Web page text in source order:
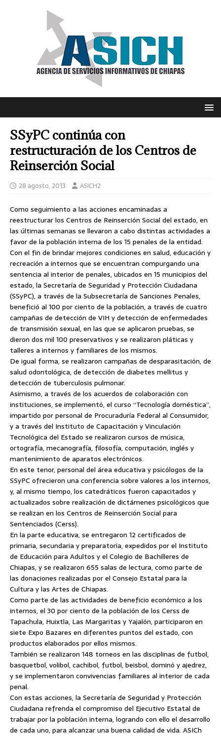
SSyPC continúa con
restructuración de los Centros de
Reinserción Social
28 agosto, 2013 ASICH2
Como seguimiento a las acciones encaminadas a
reestructurar los Centros de Reinserción Social del estado, en
las últimas semanas se llevaron a cabo distintas actividades a
favor de la población interna de los 15 penales de la entidad.
Con el fin de brindar mejores condiciones en salud, educación y
recreación a internos que se encuentran compurgando una
sentencia al interior de penales,ubicados en 15 municipios del
estado, la Secretaría de Seguridad y Protección Ciudadana
(SSyPC), a través de la Subsecretaría de Sanciones Penales,
benefició al 100 por ciento de la población, a través de cuatro
campañas de detección de VIH y detección de enfermedades
de transmisión sexual, en las que se aplicaron pruebas, se
dieron dos mil 100 preservativos y se realizaron pláticas y
talleres a internos y familiares de los mismos.
De igual forma, se realizaron campañas de desparasitación, de
salud odontológica, de detección de diabetes mellitus y
detección de tuberculosis pulmonar.
Asimismo, a través de los acuerdos de colaboración con
instituciones, se implementó, el curso “Tecnología doméstica”,
impartido por personal de Procuraduría Federal al Consumidor,
y a través del Instituto de Capacitación y Vinculación
Tecnológica del Estado se realizaron cursos de música,
ortografía, mecanografía, filosofía, computación, inglés y
mantenimiento de aparatos electrónicos.
En este tenor, personal del área educativa y psicólogos de la
SSyPC ofrecieron una conferencia sobre valores a los internos,
y, al mismo tiempo, los catedráticos fueron capacitados y
actualizados sobre realización de dictámenes psicológicos que
se realizan en los Centros de Reinserción Social para
Sentenciados (Cerss).
En la parte educativa, se entregaron 12 certificados de
primaria, secundaria y preparatoria, expedidos por el Instituto
de Educación para Adultos y el Colegio de Bachilleres de
Chiapas, y se realizaron 655 salas de lectura, como parte de
las donaciones realizadas por el Consejo Estatal para la
Cultura y las Artes de Chiapas.
Como parte de las actividades de beneficio económico a los
internos, el 30 por ciento de la población de los Cerss de
Tapachula, Huixtla, Las Margaritas y Yajalón, participaron en
siete Expo Bazares en diferentes puntos del estado, con
productos elaborados por ellos mismos.
También se realizaron 148 torneos en las disciplinas de futbol,
basquetbol, volibol, cachibol, futbol, beisbol, dominó y ajedrez,
y se implementaron convivencias familiares al interior de cada
penal.
Con estas acciones, la Secretaría de Seguridad y Protección
Ciudadana refrenda el compromiso del Ejecutivo Estatal de
trabajar por la población interna, logrando con ello el desarrollo
de cada uno, para alcanzar una buena calidad de vida. ASICh